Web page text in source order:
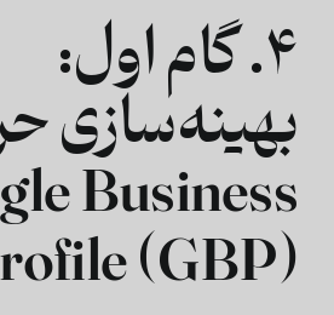
۴. گام اول:
بهینه‌سازی
Business
(GBP)